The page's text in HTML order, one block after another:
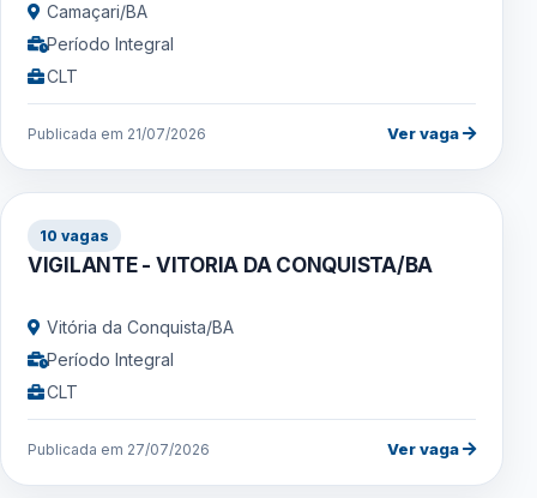
Camaçari/BA
Período Integral
CLT
Publicada em 21/07/2026 Ver vaga
10 vagas
VIGILANTE - VITORIA DA CONQUISTA/BA
Vitória da Conquista/BA
Período Integral
CLT
Publicada em 27/07/2026 Ver vaga